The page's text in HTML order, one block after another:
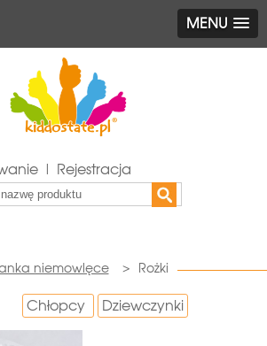
MENU
| Rejestracja
niemowlęce > Rożki
Chłopcy Dziewczynki